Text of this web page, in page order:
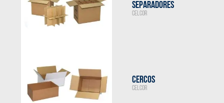
SEPARADORES
CELCOR
CERCOS
CELCOR